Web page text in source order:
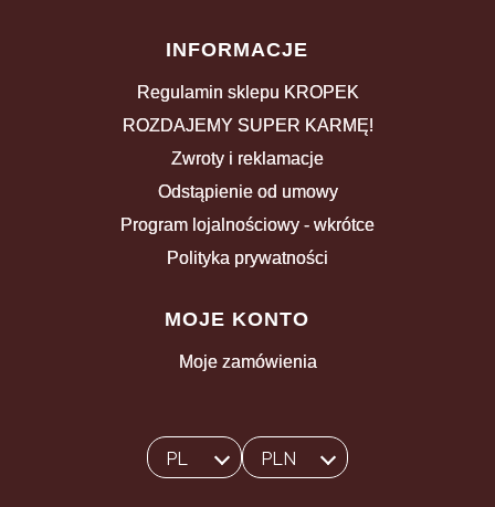
INFORMACJE
Regulamin sklepu KROPEK
ROZDAJEMY SUPER KARMĘ!
Zwroty i reklamacje
Odstąpienie od umowy
Program lojalnościowy - wkrótce
Polityka prywatności
MOJE KONTO
Moje zamówienia
Wybrany język:
PL
polski Wybrana waluta:
PLN